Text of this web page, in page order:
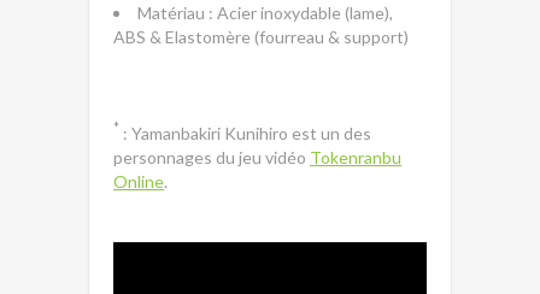
Matériau : Acier inoxydable (lame),
ABS & Elastomère (fourreau & support)
* : Yamanbakiri Kunihiro est un des
personnages du jeu vidéo Tokenranbu
Online.